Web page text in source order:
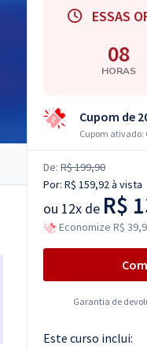
ESSAS
08
HORAS
Cupom de
Cupom ativado:
De: R$ 199,90
Por: R$ 159,92à vista
ou 12x de R$
Economize R$
Garantia de
Este curso inclui: